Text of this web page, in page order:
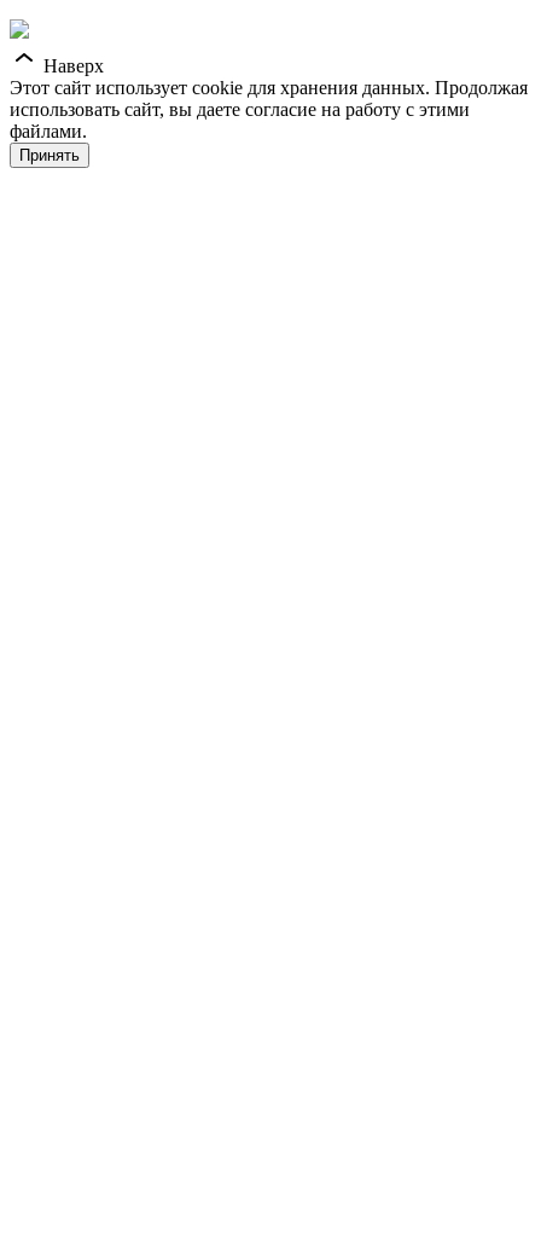
Наверх
Этот сайт использует cookie для хранения данных. Продолжая
использовать сайт, вы даете согласие на работу с этими
файлами.
Принять